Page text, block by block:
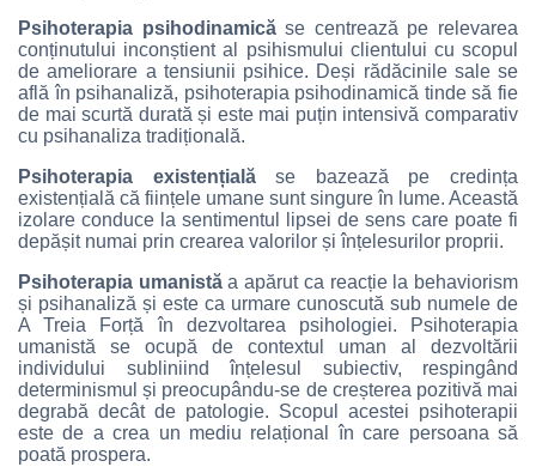
Psihoterapia psihodinamicăse centrează pe relevarea
conținutului inconștient al psihismului clientului cu scopul
de ameliorare a tensiunii psihice. Deși rădăcinile sale se
află în psihanaliză, psihoterapia psihodinamică tinde să fie
de mai scurtă durată și este mai puțin intensivă comparativ
cu psihanaliza tradițională.
Psihoterapia existențialăse bazează pe credința
existențială că ființele umane sunt singure în lume. Această
izolare conduce la sentimentul lipsei de sens care poate fi
depășit numai prin crearea valorilor și înțelesurilor proprii.
Psihoterapia umanistăa apărut ca reacție la behaviorism
și psihanaliză și este ca urmare cunoscută sub numele de
A Treia Forță în dezvoltarea psihologiei. Psihoterapia
umanistă se ocupă de contextul uman al dezvoltării
individului subliniind înțelesul subiectiv, respingând
determinismul și preocupându-se de creșterea pozitivă mai
degrabă decât de patologie. Scopul acestei psihoterapii
este de a crea un mediu relațional în care persoana să
poată prospera.